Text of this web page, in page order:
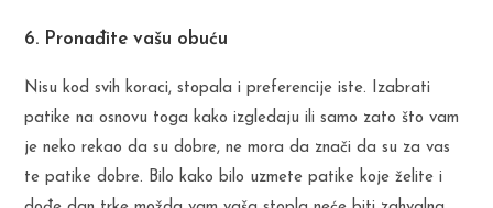
6. Pronađite vašu obuću
Nisu kod svih koraci, stopala i preferencije iste. Izabrati
patike na osnovu toga kako izgledaju ili samo zato što vam
je neko rekao da su dobre, ne mora da znači da su za vas
te patike dobre. Bilo kako bilo uzmete patike koje želite i